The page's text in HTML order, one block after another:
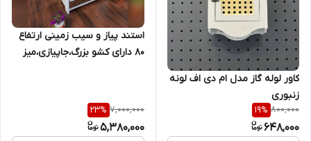
کاور لوله گاز مدل ام دی اف لونه
زنبوری
800,000
19%
648,000
استند پیاز و سیب زمینی ارتفاع
80 دارای کشو بزرگ،جاپیازی،میز
7,000,000
23%
5,380,000